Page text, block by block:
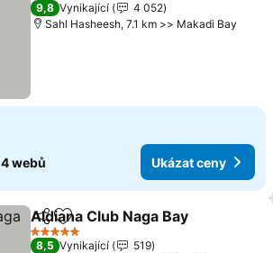
9,8 Vynikající
4 052
Sahl Hasheesh, 7.1 km >> Makadi Bay
4 webů Ukázat ceny
SdíletPřidat na seznam oblíbených
Aldiana Club Naga Bay
5 Počet hvězdiček
8,5 Vynikající
519